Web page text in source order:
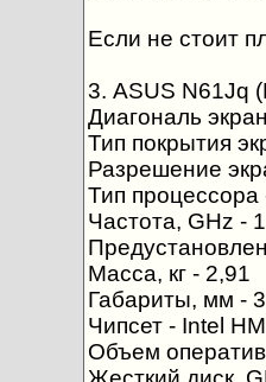
Если не стоит
3. ASUS N61Jq
Диагональ
Тип покрытия
Разрешение
Тип
Частота, GHz -
Масса, кг - 2,91
Габариты, мм -
Чипсет - Intel
Объем